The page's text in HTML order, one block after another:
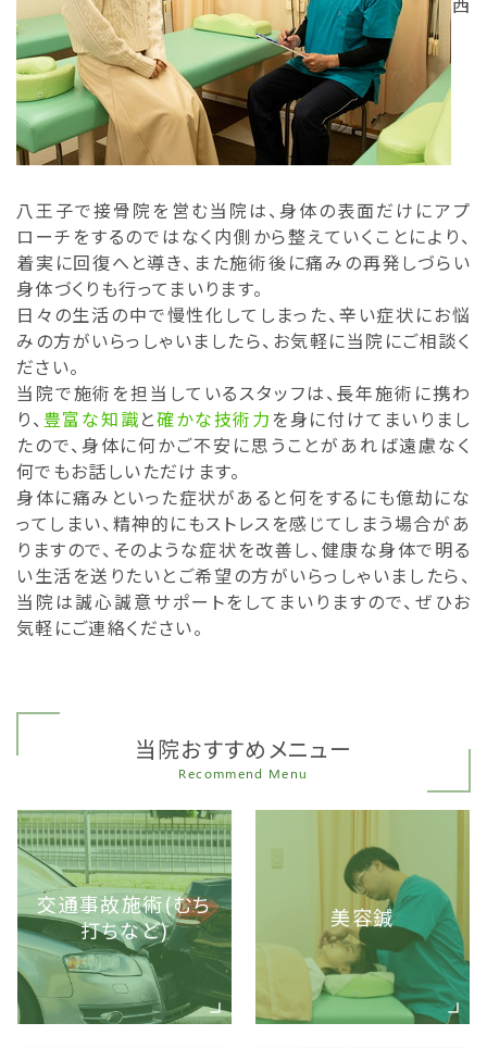
西
八王子で接骨院を営む当院は、身体の表面だけにアプ
ローチをするのではなく内側から整えていくことにより、
着実に回復へと導き、また施術後に痛みの再発しづらい
身体づくりも行ってまいります。
日々の生活の中で慢性化してしまった、辛い症状にお悩
みの方がいらっしゃいましたら、お気軽に当院にご相談く
ださい。
当院で施術を担当しているスタッフは、長年施術に携わ
り、 豊富な知識と確かな技術力 を身に付けてまいりまし
たので、身体に何かご不安に思うことがあれば遠慮なく
何でもお話しいただけます。
身体に痛みといった症状があると何をするにも億劫にな
ってしまい、精神的にもストレスを感じてしまう場合があ
りますので、そのような症状を改善し、健康な身体で明る
い生活を送りたいとご希望の方がいらっしゃいましたら、
当院は誠心誠意サポートをしてまいりますので、ぜひお
気軽にご連絡ください。
当院おすすめメニュー
Recommend Menu
交通事故施術(むち
打ちなど)
美容鍼